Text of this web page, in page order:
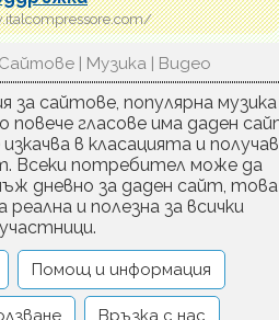
| Музика | Видео
за сайтове, популярна музика
повече гласове има даден
в класацията и
Всеки потребител може да
дневно за даден сайт, това
реална и полезна за всички
участници.
Помощ и информация
Връзка с нас